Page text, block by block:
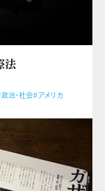
法
治・社会#アメリカ